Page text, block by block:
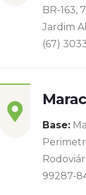
BR-163,
Jardim
(67)
Base:
99287-